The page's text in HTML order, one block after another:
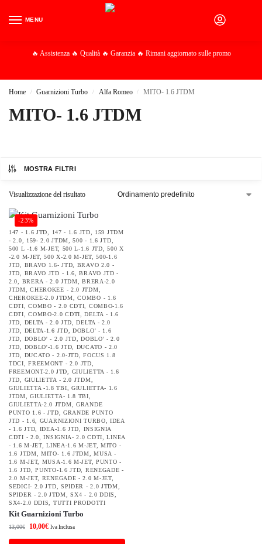
MENU
🔥 Assistenza 🔥 Qualità 🔥 Garanzia 🔥 Rimani aggiornato sulle promo
Home / Guarnizioni Turbo / Alfa Romeo / MITO- 1.6 JTDM
MITO- 1.6 JTDM
MOSTRA FILTRI
Visualizzazione del risultato
-23%
147 - 1.6 JTD 147 - 1.6 JTD
159 JTDM
- 2.0
159- 2.0 JTDM ,500 - 1.6 JTD
500 L -1.6 M-JET, 500 L-1.6 JTD ,500 X
-2.0 M-JET ,500 X-2.0 M-JET,500-1.6
JTD
BRAVO 1.6- JTD
BRAVO 2.0 -
JTD
BRAVO JTD - 1.6 ,BRAVO JTD -
2.0
BRERA - 2.0 JTDM ,BRERA-2.0
JTDM ,CHEROKEE - 2.0 JTDM
CHEROKEE-2.0 JTDM ,COMBO - 1.6
CDTI ,COMBO - 2.0 CDTI
COMBO-1.6
CDTI ,COMBO-2.0 CDTI ,DELTA - 1.6
JTD
DELTA - 2.0 JTD ,DELTA - 2.0
JTD
DELTA-1.6 JTD ,DOBLO' - 1.6
JTD
DOBLO' - 2.0 JTD ,DOBLO' - 2.0
JTD
DOBLO'-1.6 JTD
DUCATO - 2.0
JTD
DUCATO - 2.0-JTD ,FOCUS 1.8
TDCI ,FREEMONT - 2.0 JTD
FREEMONT-2.0 JTD
GIULIETTA - 1.6
JTD
GIULIETTA - 2.0 JTDM
GIULIETTA -1.8 TBI ,GIULIETTA- 1.6
JTDM ,GIULIETTA- 1.8 TBI
GIULIETTA-2.0 JTDM ,GRANDE
PUNTO 1.6 - JTD
GRANDE PUNTO
JTD - 1.6
GUARNIZIONI TURBO ,IDEA
- 1.6 JTD
IDEA-1.6 JTD
INSIGNIA
CDTI - 2.0 ,INSIGNIA- 2.0 CDTI ,LINEA
- 1.6 M-JET,LINEA-1.6 M-JET,MITO -
1.6 JTDM ,MITO- 1.6 JTDM ,MUSA -
1.6 M-JET, MUSA-1.6 M-JET, PUNTO -
1.6 JTD ,PUNTO-1.6 JTD
RENEGADE -
2.0 M-JET, RENEGADE - 2.0 M-JET,
SEDICI- 2.0 JTD
SPIDER - 2.0 JTDM
SPIDER - 2.0 JTDM ,SX4 - 2.0 DDIS
SX4-2.0 DDIS
TUTTI PRODOTTI
Kit Guarnizioni Turbo
13,00€ 10,00€ Iva Inclusa